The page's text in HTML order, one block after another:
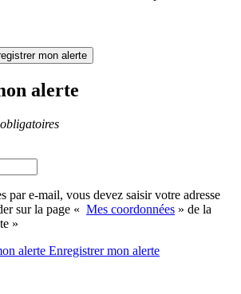
mon alerte
alerte
par e-mail, vous devez saisir votre adresse
sur la page « Mes coordonnées » de la
»
alerte Enregistrermon alerte